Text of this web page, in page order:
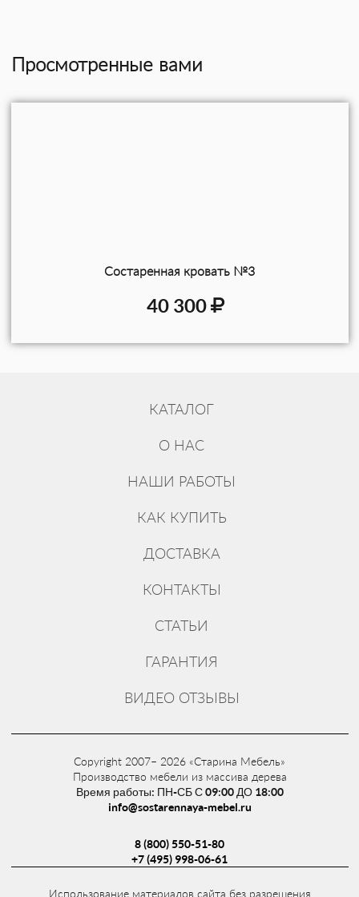
Просмотренные вами
Состаренная кровать №3
40 300
КАТАЛОГ
О НАС
НАШИ РАБОТЫ
КАК КУПИТЬ
ДОСТАВКА
КОНТАКТЫ
СТАТЬИ
ГАРАНТИЯ
ВИДЕО ОТЗЫВЫ
Copyright 2007– 2026 «Старина Мебель»
Производство мебели из массива дерева
Время работы: ПН-СБ С 09:00 ДО 18:00
info@sostarennaya-mebel.ru
8 (800) 550-51-80
+7 (495) 998-06-61
Использование материалов сайта без разрешения